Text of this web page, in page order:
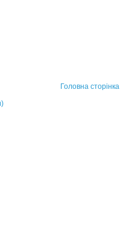
Головна сторінка